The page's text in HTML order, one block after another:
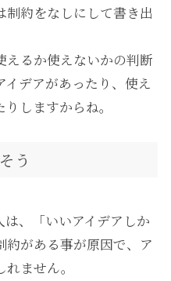
約をなしにして書き出
えるか使えないかの判断
デアがあったり、使え
しますからね。
う
、「いいアイデアしか
がある事が原因で、ア
ません。